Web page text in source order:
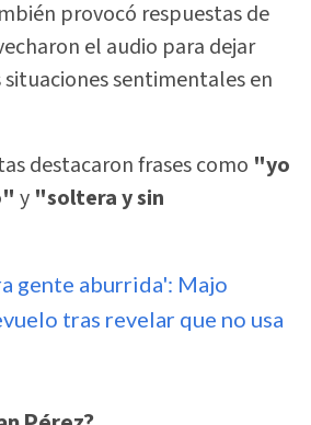
provocó respuestas de
el audio para dejar
situaciones sentimentales en
destacaron frases como "yo
y "soltera y sin
gente aburrida': Majo
tras revelar que no usa